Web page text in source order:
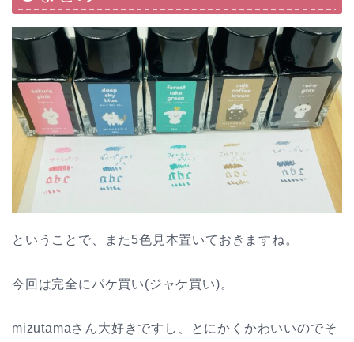
ということで、また5色見本置いておきますね。
今回は完全にパケ買い(ジャケ買い)。
mizutamaさん大好きですし、とにかくかわいいのでそ